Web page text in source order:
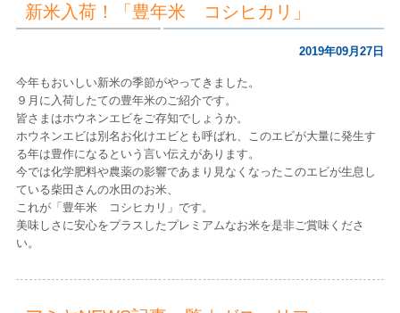
新米入荷！「豊年米 コシヒカリ」
2019年09月27日
今年もおいしい新米の季節がやってきました。
９月に入荷したての豊年米のご紹介です。
皆さまはホウネンエビをご存知でしょうか。
ホウネンエビは別名お化けエビとも呼ばれ、このエビが大量に発生す
る年は豊作になるという言い伝えがあります。
今では化学肥料や農薬の影響であまり見なくなったこのエビが生息し
ている柴田さんの水田のお米、
これが「豊年米 コシヒカリ」です。
美味しさに安心をプラスしたプレミアムなお米を是非ご賞味くださ
い。